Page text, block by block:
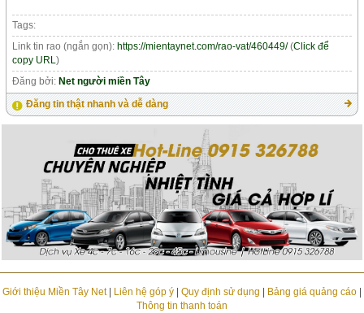
Tags:
Link tin rao (ngắn gọn): https://mientaynet.com/rao-vat/460449/(Click để
copy URL)
Đăng bởi: Net người miền Tây
Đăng tin thật nhanh và dễ dàng
Giới thiệu Miền Tây Net| Liên hệ góp ý| Quy định sử dụng Bảng giá quảng cáo|
Thông tin thanh toán